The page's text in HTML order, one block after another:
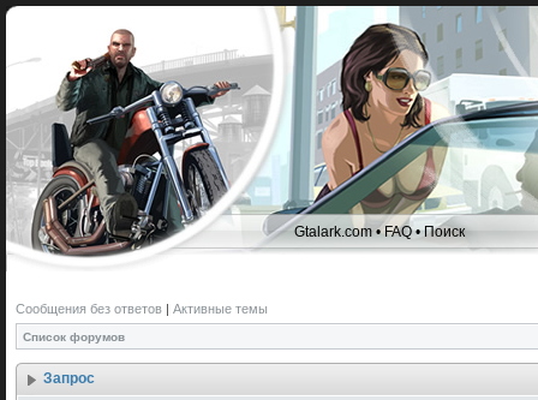
Gtalark.com •FAQ•Поиск
Сообщения без ответов | Активные темы
Список форумов
Запрос